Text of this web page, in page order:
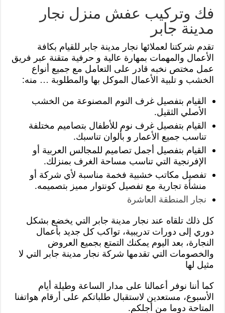
فك وتركيب عفش منزل نجار
مدينة جابر
تقدم شركتنا لعملائها نجار مدينة جابر للقيام بكافة
الأعمال والمهمات بمهارة عالية و حرفية متقنة عبر فريق
عمل مختص نخبه قادر على التعامل مع جميع أنواع
الخشب و تلبية الأعمال الموكل بها والمطلوبة … منه:
القيام بتفصيل غرف النوم المصنوعة من الخشب
الأصلي الثقيل.
القيام بتفصيل غرف نوم للأطفال بتصاميم مختلفة
تناسب جميع الأعمار و بألوان تناسبك.
القيام بتفصيل أجمل تصاميم للمجالس العربية أو
الإفرنجية التي تناسب مساحة الغرف بمنزلك.
تفصيل مكاتب خشبية فخمة مناسبة لأي شركة أو
منشأة تجارية مع تفصيل كونتوار مميز بتصميمه.
نجار المنطقة العاشرة
كل ذلك تلقاه عند نجار مدينة جابر التي يخضع بشكل
دوري إلى دورات تدريبية، تواكب كل جديد بأعمال
النجارة، بعد اليوم يمكنك التمتع بجميع العروض
والخصومات التي تقدمها شركة نجار مدينة جابر التي لا
مثيل لها
كما أننا نوفر أعمالنا على مدار الساعة وطيلة أيام
الأسبوع، مستعدين لاستقبال طلباتكم على أرقام هواتفنا
المتاحة دوما من أجلكم.